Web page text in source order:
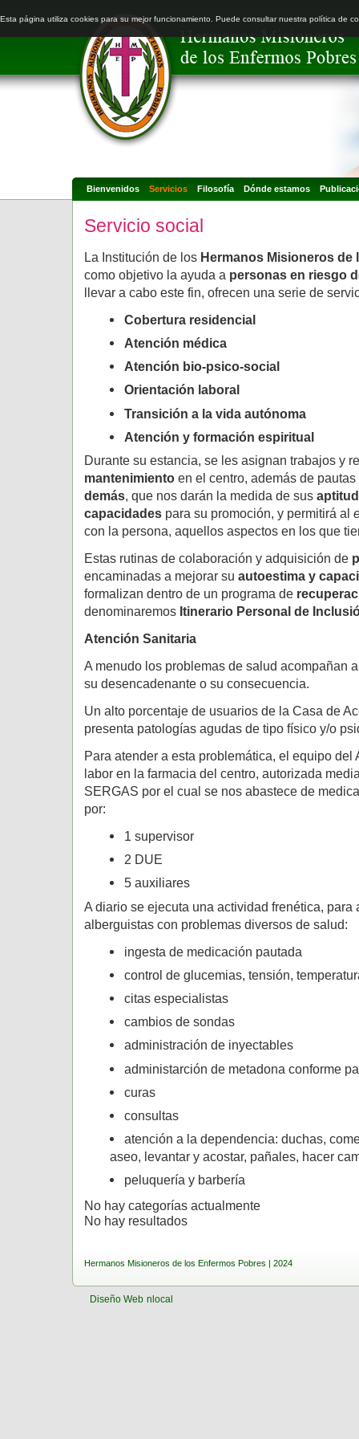
Esta página utiliza cookies para su mejor funcionamiento. Puede consultar nuestra política de
Bienvenidos Servicios Filosofía Dónde estamos
Servicio social
La Institución de los Hermanos Misioneros de
como objetivo la ayuda a personas en riesgo
llevar a cabo este fin, ofrecen una serie de
Cobertura residencial
Atención médica
Atención bio-psico-social
Orientación laboral
Transición a la vida autónoma
Atención y formación espiritual
Durante su estancia, se les asignan trabajos y
mantenimiento en el centro, además de
demás, que nos darán la medida de sus
capacidades para su promoción, y permitirá al
con la persona, aquellos aspectos en los que
Estas rutinas de colaboración y adquisición de
encaminadas a mejorar su autoestima y
formalizan dentro de un programa de
denominaremos Itinerario Personal de
Atención Sanitaria
A menudo los problemas de salud acompañan
su desencadenante o su consecuencia.
Un alto porcentaje de usuarios de la Casa de
presenta patologías agudas de tipo físico y/o
Para atender a esta problemática, el equipo del
labor en la farmacia del centro, autorizada
SERGAS por el cual se nos abastece de
por:
1 supervisor
2 DUE
5 auxiliares
A diario se ejecuta una actividad frenética, para
alberguistas con problemas diversos de salud:
ingesta de medicación pautada
control de glucemias, tensión,
citas especialistas
cambios de sondas
administración de inyectables
administarción de metadona conforme
curas
consultas
atención a la dependencia: duchas,
aseo, levantar y acostar, pañales, hacer
peluquería y barbería
No hay categorías actualmente
No hay resultados
Hermanos Misioneros de los Enfermos Pobres | 2024
Diseño Web nlocal